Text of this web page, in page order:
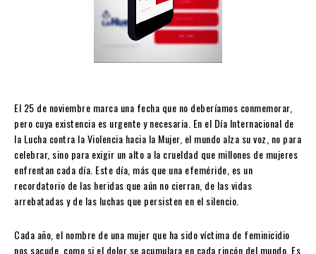
El 25 de noviembre marca una fecha que no deberíamos conmemorar,
pero cuya existencia es urgente y necesaria. En el Día Internacional de
la Lucha contra la Violencia hacia la Mujer, el mundo alza su voz, no para
celebrar, sino para exigir un alto a la crueldad que millones de mujeres
enfrentan cada día. Este día, más que una efeméride, es un
recordatorio de las heridas que aún no cierran, de las vidas
arrebatadas y de las luchas que persisten en el silencio.
Cada año, el nombre de una mujer que ha sido víctima de feminicidio
nos sacude, como si el dolor se acumulara en cada rincón del mundo. Es